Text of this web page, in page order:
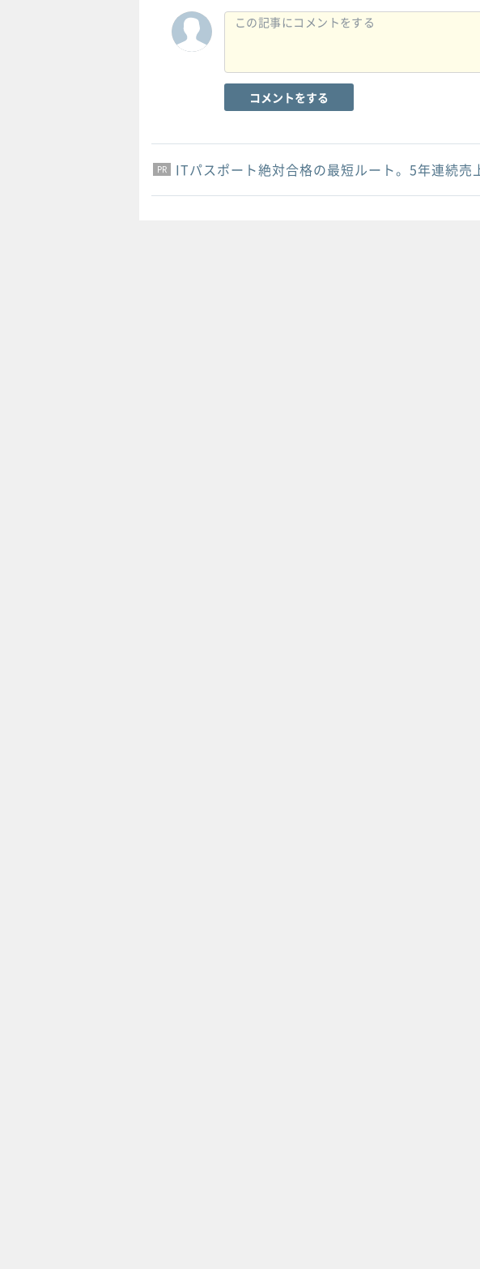
コメントをする
PR
PR
PR ITパスポート絶対合格の最短ルート。5年連続